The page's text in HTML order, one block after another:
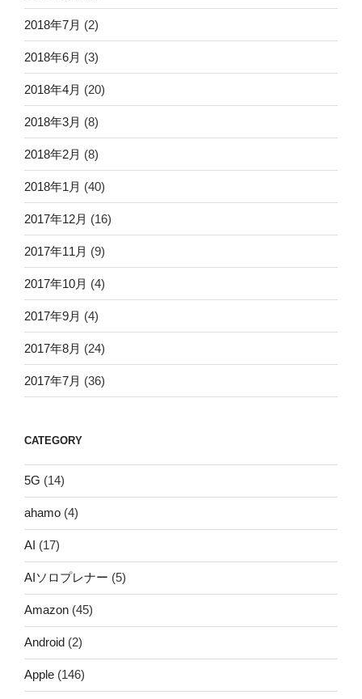
2018年7月 (2)
2018年6月 (3)
2018年4月 (20)
2018年3月 (8)
2018年2月 (8)
2018年1月 (40)
2017年12月 (16)
2017年11月 (9)
2017年10月 (4)
2017年9月 (4)
2017年8月 (24)
2017年7月 (36)
CATEGORY
5G (14)
ahamo (4)
AI (17)
AIソロプレナー (5)
Amazon (45)
Android (2)
Apple (146)